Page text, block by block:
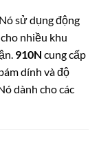
sử dụng động
nhiều khu
910N cung cấp
dính và độ
dành cho các